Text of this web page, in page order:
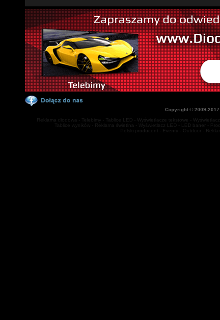
Copyright © 2009-
Reklama diodowa - Telebimy - Tablice LED - Wyświetlacze tekstowe -
Tablice wyników - Reklama świetlna - Wyświetlacz LED - LED baner -
Polski producent - Eventy - Outdoor -